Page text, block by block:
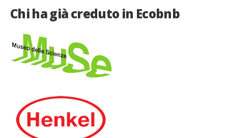
Chi ha già creduto in Ecobnb